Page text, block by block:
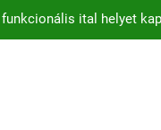
ital helyet
– 5 hatékony